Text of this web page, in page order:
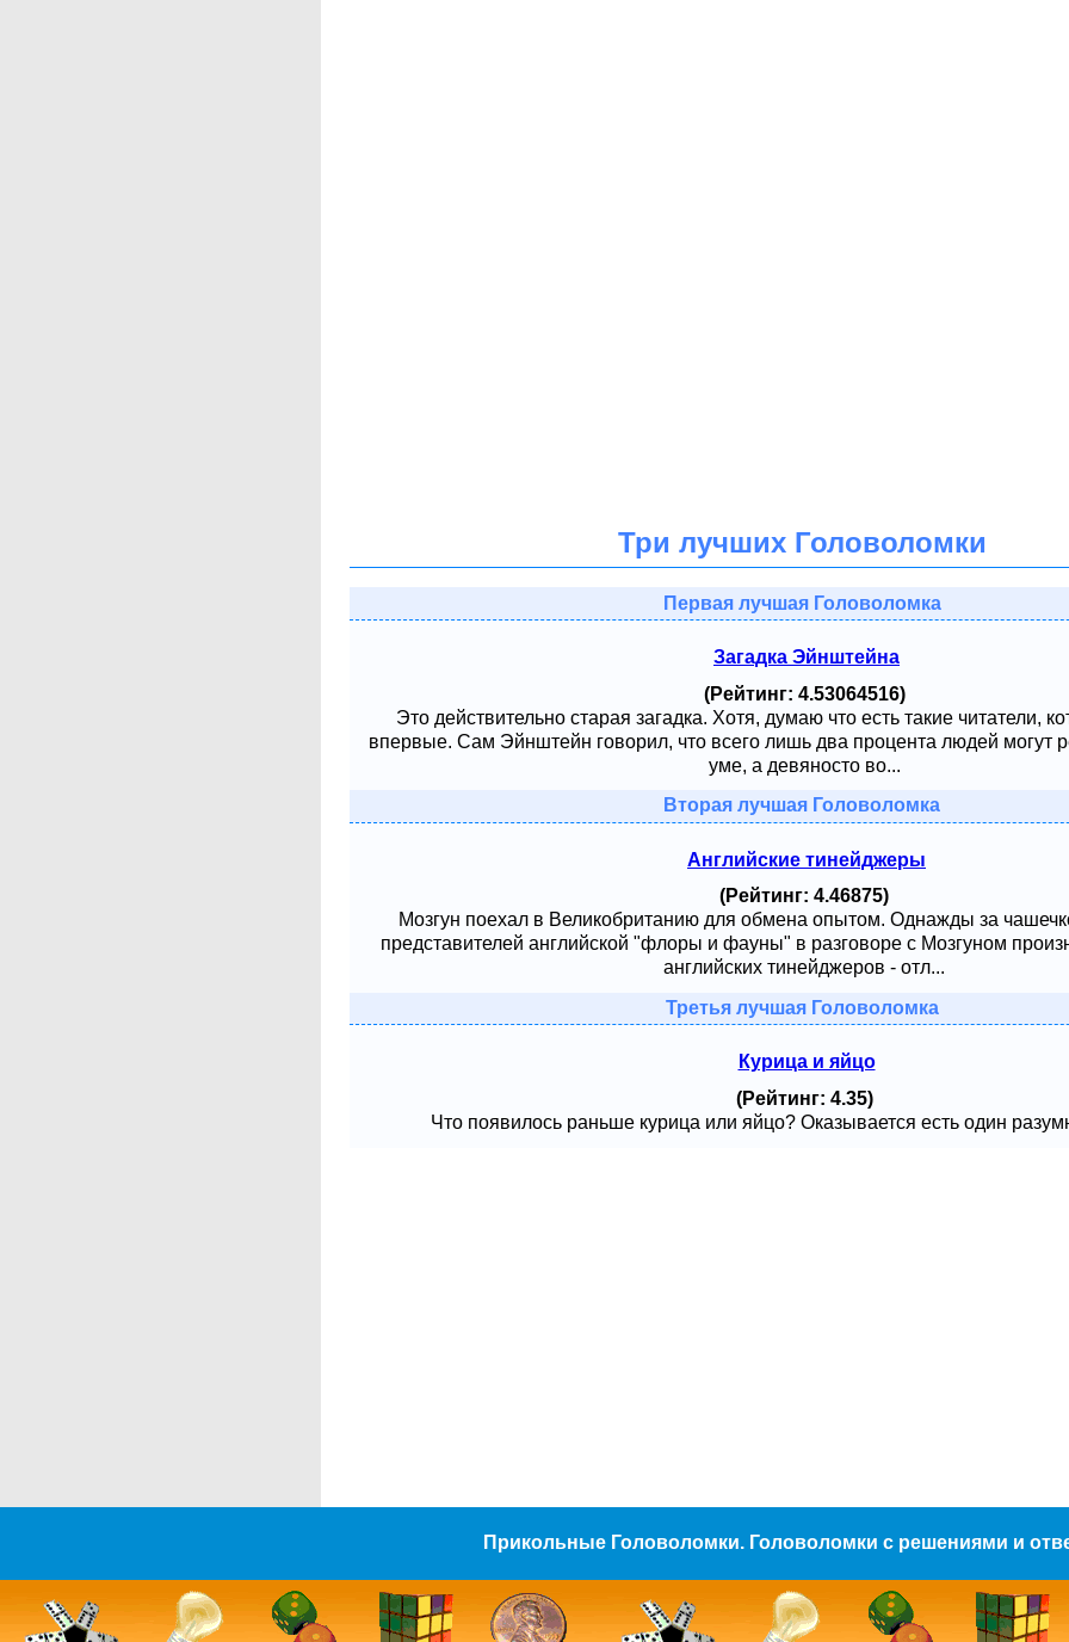
Три лучших Головоломки
Первая лучшая Головоломка
Загадка Эйнштейна
(Рейтинг: 4.53064516)
Это действительно старая загадка. Хотя, думаю что есть такие читатели,
впервые. Сам Эйнштейн говорил, что всего лишь два процента людей могут
уме, а девяносто во...
Вторая лучшая Головоломка
Английские тинейджеры
(Рейтинг: 4.46875)
Мозгун поехал в Великобританию для обмена опытом. Однажды за
представителей английской "флоры и фауны" в разговоре с Мозгуном
английских тинейджеров - отл...
Третья лучшая Головоломка
Курица и яйцо
(Рейтинг: 4.35)
Что появилось раньше курица или яйцо? Оказывается есть один
Прикольные Головоломки. Головоломки с решениями и